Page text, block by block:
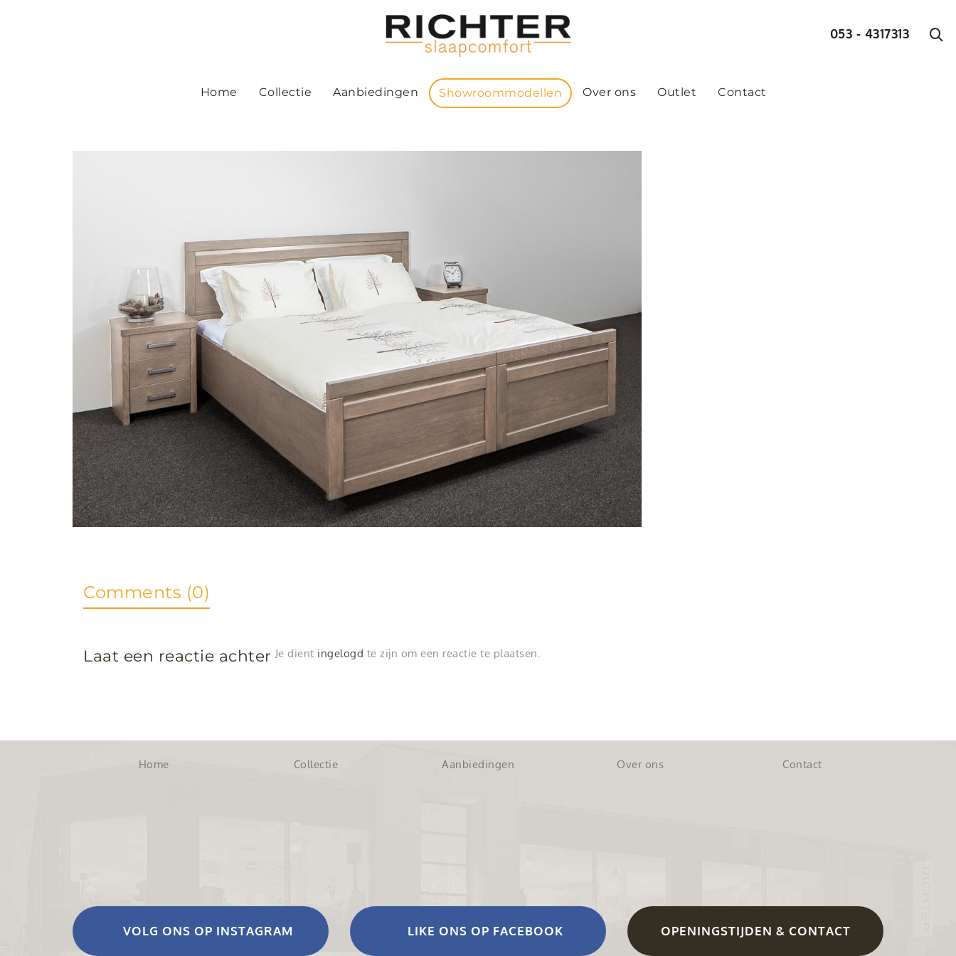
053 - 4317313
Home Collectie Aanbiedingen Showroommodellen Over ons Outlet Contact
Comments (0)
Laat een reactie achter Je dient ingelogd te zijn om een reactie te plaatsen.
Home Collectie Aanbiedingen Over ons Contact
VOLG ONS OP INSTAGRAM LIKE ONS OP FACEBOOK OPENINGSTIJDEN & CONTACT